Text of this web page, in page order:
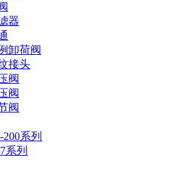
器
卸荷阀
接头
阀
阀
阀
200系列
系列